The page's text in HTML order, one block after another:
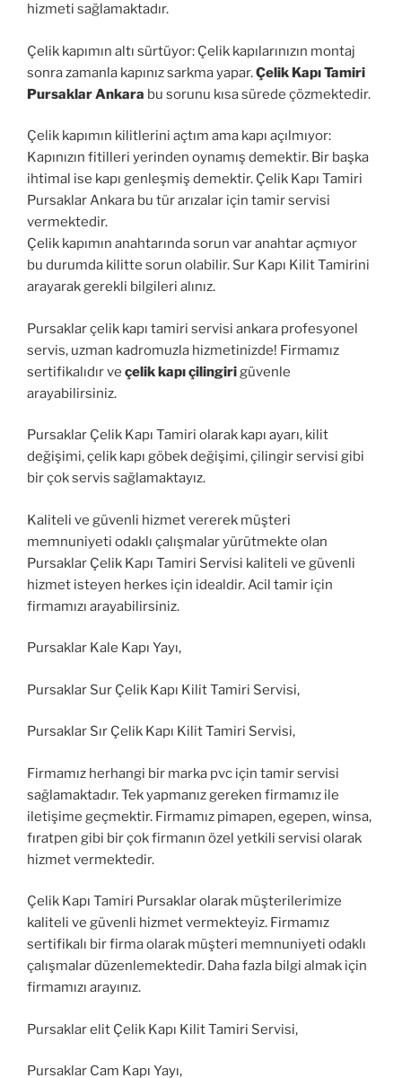
hizmeti sağlamaktadır.
Çelik kapımın altı sürtüyor: Çelik kapılarınızın montaj
sonra zamanla kapınız sarkma yapar.Çelik Kapı Tamiri
Pursaklar Ankara bu sorunu kısa sürede çözmektedir.
Çelik kapımın kilitlerini açtım ama kapı açılmıyor:
Kapınızın fitilleri yerinden oynamış demektir. Bir başka
ihtimal ise kapı genleşmiş demektir. Çelik Kapı Tamiri
Pursaklar Ankara bu tür arızalar için tamir servisi
vermektedir.
Çelik kapımın anahtarında sorun var anahtar açmıyor
bu durumda kilitte sorun olabilir. Sur Kapı Kilit Tamirini
arayarak gerekli bilgileri alınız.
Pursaklar çelik kapı tamiri servisi ankara profesyonel
servis, uzman kadromuzla hizmetinizde! Firmamız
sertifikalıdır ve çelik kapı çilingirigüvenle
arayabilirsiniz.
Pursaklar Çelik Kapı Tamiri olarak kapı ayarı, kilit
değişimi, çelik kapı göbek değişimi, çilingir servisi gibi
bir çok servis sağlamaktayız.
Kaliteli ve güvenli hizmet vererek müşteri
memnuniyeti odaklı çalışmalar yürütmekte olan
Pursaklar Çelik Kapı Tamiri Servisi kaliteli ve güvenli
hizmet isteyen herkes için idealdir. Acil tamir için
firmamızı arayabilirsiniz.
Pursaklar Kale Kapı Yayı,
Pursaklar Sur Çelik Kapı Kilit Tamiri Servisi,
Pursaklar Sır Çelik Kapı Kilit Tamiri Servisi,
Firmamız herhangi bir marka pvc için tamir servisi
sağlamaktadır. Tek yapmanız gereken firmamız ile
iletişime geçmektir. Firmamız pimapen, egepen, winsa,
fıratpen gibi bir çok firmanın özel yetkili servisi olarak
hizmet vermektedir.
Çelik Kapı Tamiri Pursaklar olarak müşterilerimize
kaliteli ve güvenli hizmet vermekteyiz. Firmamız
sertifikalı bir firma olarak müşteri memnuniyeti odaklı
çalışmalar düzenlemektedir. Daha fazla bilgi almak için
firmamızı arayınız.
Pursaklar elit Çelik Kapı Kilit Tamiri Servisi,
Pursaklar Cam Kapı Yayı,